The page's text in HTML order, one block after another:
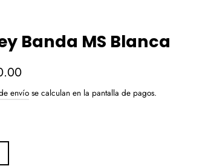
Banda MS Blanca
envío se calculan en la pantalla de pagos.